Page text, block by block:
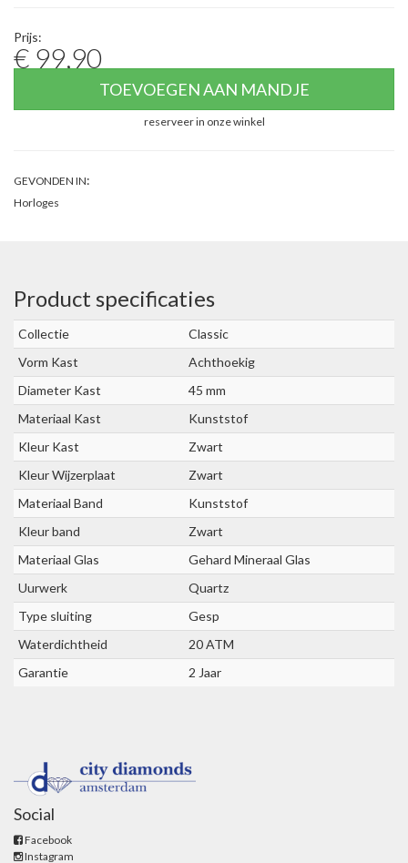
Prijs:
€ 99,90
TOEVOEGEN AAN MANDJE
reserveer in onze winkel
GEVONDEN IN:
Horloges
Product specificaties
Collectie
Classic
Vorm Kast
Achthoekig
Diameter Kast
45 mm
Materiaal Kast
Kunststof
Kleur Kast
Zwart
Kleur Wijzerplaat
Zwart
Materiaal Band
Kunststof
Kleur band
Zwart
Materiaal Glas
Gehard Mineraal Glas
Uurwerk
Quartz
Type sluiting
Gesp
Waterdichtheid
20 ATM
Garantie
2 Jaar
Social
Facebook
Instagram